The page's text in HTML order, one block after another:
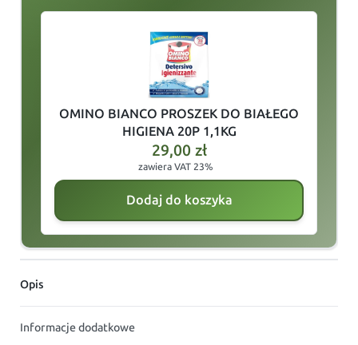
OMINO BIANCO PROSZEK DO BIAŁEGO
HIGIENA 20P 1,1KG
29,00 zł
zawiera VAT 23%
Dodaj do koszyka
Opis
Informacje dodatkowe